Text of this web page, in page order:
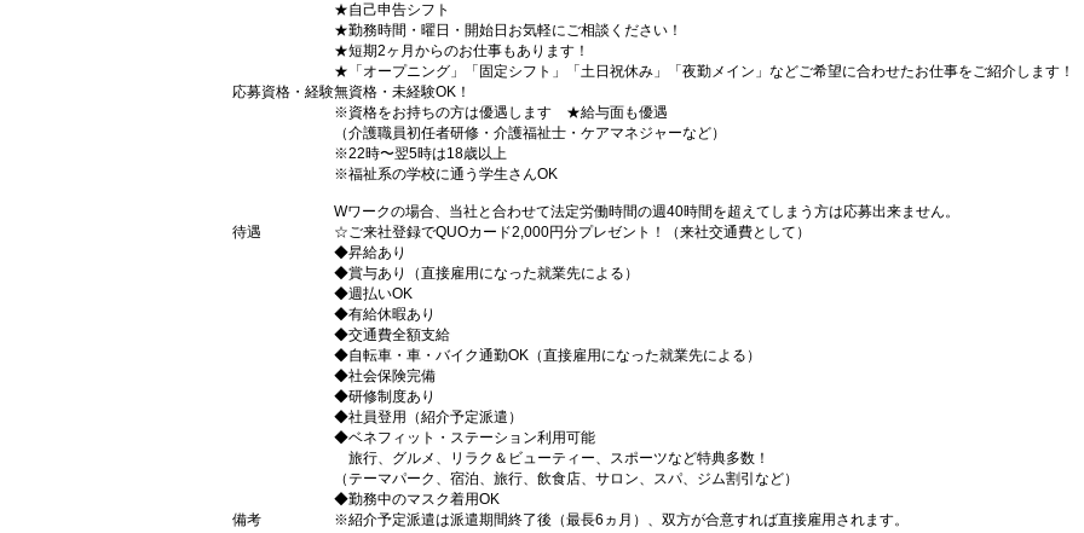
★自己申告シフト
★勤務時間・曜日・開始日お気軽にご相談ください！
★短期2ヶ月からのお仕事もあります！
★「オープニング」「固定シフト」「土日祝休み」「夜勤メイン」などご希望に合わせたお仕事をご紹介します！
応募資格・経験無資格・未経験OK！
※資格をお持ちの方は優遇します ★給与面も優遇
（介護職員初任者研修・介護福祉士・ケアマネジャーなど）
※22時〜翌5時は18歳以上
※福祉系の学校に通う学生さんOK
Wワークの場合、当社と合わせて法定労働時間の週40時間を超えてしまう方は応募出来ません。
待遇
☆ご来社登録でQUOカード2,000円分プレゼント！（来社交通費として）
◆昇給あり
◆賞与あり（直接雇用になった就業先による）
◆週払いOK
◆有給休暇あり
◆交通費全額支給
◆自転車・車・バイク通勤OK（直接雇用になった就業先による）
◆社会保険完備
◆研修制度あり
◆社員登用（紹介予定派遣）
◆ベネフィット・ステーション利用可能
旅行、グルメ、リラク＆ビューティー、スポーツなど特典多数！
（テーマパーク、宿泊、旅行、飲食店、サロン、スパ、ジム割引など）
◆勤務中のマスク着用OK
備考
※紹介予定派遣は派遣期間終了後（最長6ヵ月）、双方が合意すれば直接雇用されます。